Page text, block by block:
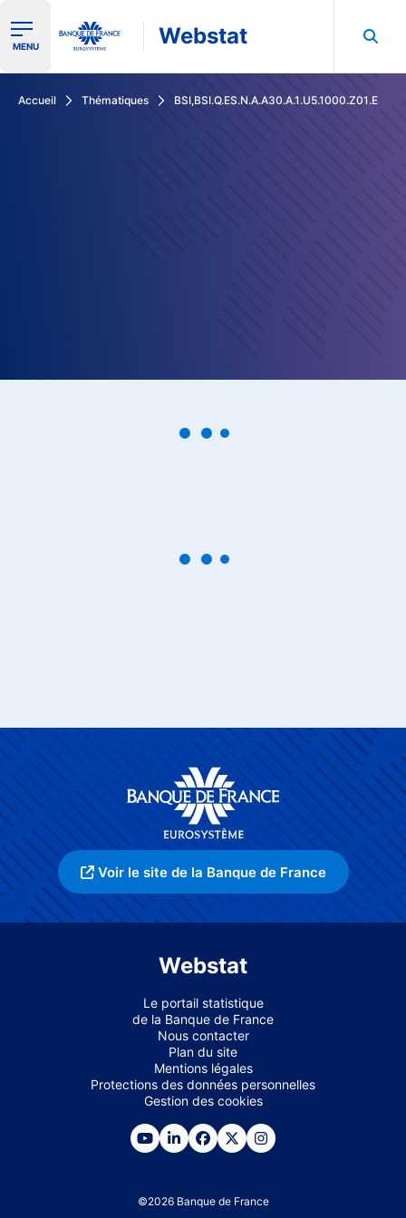
Ouvrir le menu de navigation
MENU Webstat
Accueil Thématiques BSI,BSI.Q.ES.N.A.A30.A.1.U5.1000.Z01.E
Voir le site de la Banque de France
Webstat
Le portail statistique
de la Banque de France
Nous contacter
Plan du site
Mentions légales
Protections des données personnelles
Gestion des cookies
©2026 Banque de France